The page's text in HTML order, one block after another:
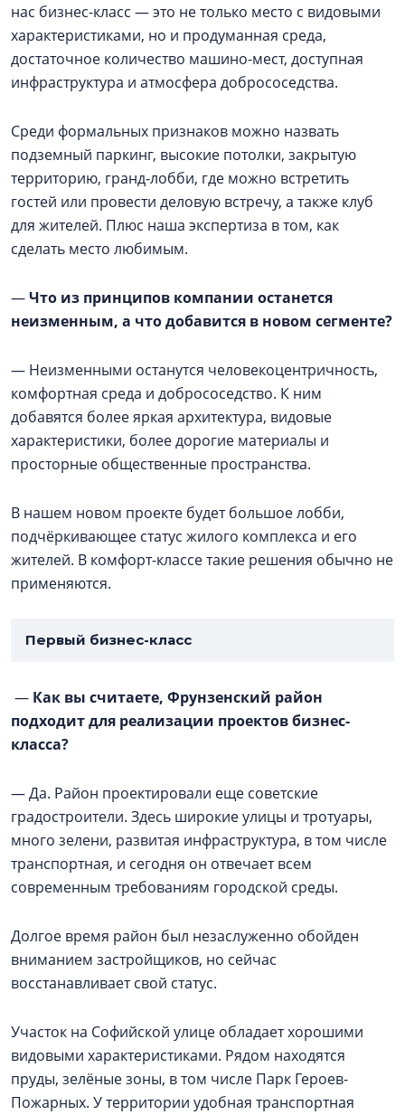
нас бизнес-класс — это не только место с видовыми
характеристиками, но и продуманная среда,
достаточное количество машино-мест, доступная
инфраструктура и атмосфера добрососедства.
Среди формальных признаков можно назвать
подземный паркинг, высокие потолки, закрытую
территорию, гранд-лобби, где можно встретить
гостей или провести деловую встречу, а также клуб
для жителей. Плюс наша экспертиза в том, как
сделать место любимым.
—Что из принципов компании останется
неизменным, а что добавится в новом сегменте?
— Неизменными останутся человекоцентричность,
комфортная среда и добрососедство. К ним
добавятся более яркая архитектура, видовые
характеристики, более дорогие материалы и
просторные общественные пространства.
В нашем новом проекте будет большое лобби,
подчёркивающее статус жилого комплекса и его
жителей. В комфорт-классе такие решения обычно не
применяются.
Первый бизнес-класс
— Как вы считаете, Фрунзенский район
подходит для реализации проектов бизнес-
класса?
— Да. Район проектировали еще советские
градостроители. Здесь широкие улицы и тротуары,
много зелени, развитая инфраструктура, в том числе
транспортная, и сегодня он отвечает всем
современным требованиям городской среды.
Долгое время район был незаслуженно обойден
вниманием застройщиков, но сейчас
восстанавливает свой статус.
Участок на Софийской улице обладает хорошими
видовыми характеристиками. Рядом находятся
пруды, зелёные зоны, в том числе Парк Героев-
Пожарных. У территории удобная транспортная